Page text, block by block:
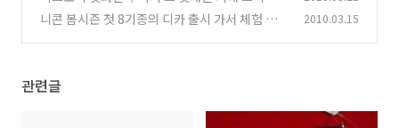
미흡한 점
(19)
니콘 봄시즌 첫 8기종의 디카 출시 가서 체험 해
2010.03.15
관련글